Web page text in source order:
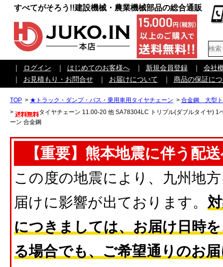
すべてがそろう!!建設機械・農業機械部品の総合通販
｜ ログイン ｜ はじめてのお客様へ ｜ 新規会員登録 ｜
会社
｜
お見積もり・お問合せ ｜ お届けについて ｜ 商品の保証に
TOP > ★トラック・ダンプ・バス・乗用車用タイヤチェーン > 合金鋼 大型
>
タイヤチェーン 11.00-20 他 SA78304LC トリプル(ダブルタイヤ) 1
ーン 合金鋼
【重要】熊本地震に伴う配
この度の地震により、九州地
届けに影響が出ております。
につきましては、お届け日時
る場合でも、ご希望通りのお